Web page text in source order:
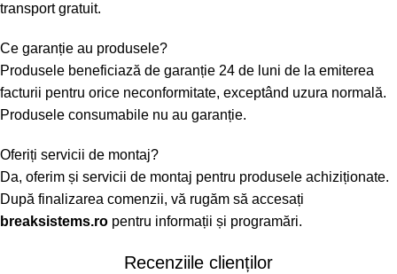
transport gratuit.
Ce garanție au produsele?
Produsele beneficiază de garanție 24 de luni de la emiterea
facturii pentru orice neconformitate, exceptând uzura normală.
Produsele consumabile nu au garanție.
Oferiți servicii de montaj?
Da, oferim și servicii de montaj pentru produsele achiziționate.
După finalizarea comenzii, vă rugăm să accesați
breaksistems.ro pentru informații și programări.
Recenziile clienților